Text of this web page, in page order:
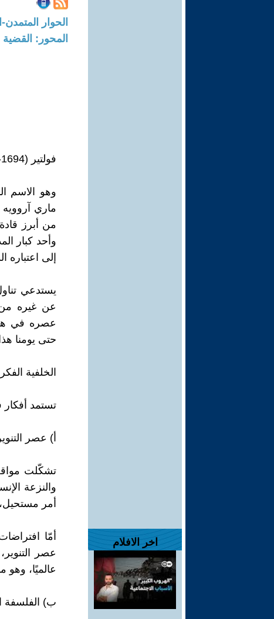
اخر الافلام
الحوار المتمدن-العدد: 8739 - 2026
المحور: القضية
فولتير (1694-1778) Voltaire
من أبرز
وأحد كبار
إلى
يستدعي
عن غيره
عصره في
حتى يومنا
الخلفية
تستمد
أ) عصر التنوير
تشكّلت
أمر
أمّا
عصر
عالميًا،
ب) الفلسفة